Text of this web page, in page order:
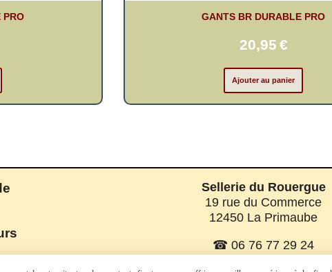
PRO GANTS BR DURABLE PRO
20,95 €
Ajouter au panier
Sellerie du Rouergue
19 rue du Commerce
12450 La Primaube
☎ 06 76 77 29 24